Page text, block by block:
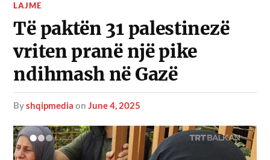
LAJME
Të paktën 31 palestinezë
vriten pranë një pike
ndihmash në Gazë
byshqipmedia onJune 4, 2025